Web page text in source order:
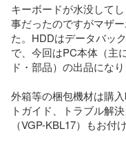
キーボードが水没して
事だったのですがマザ
た。HDDはデータバッ
で、今回はPC本体（主
ド・部品）の出品にな
外箱等の梱包機材は購
トガイド、トラブル解
（VGP-KBL17）もお付